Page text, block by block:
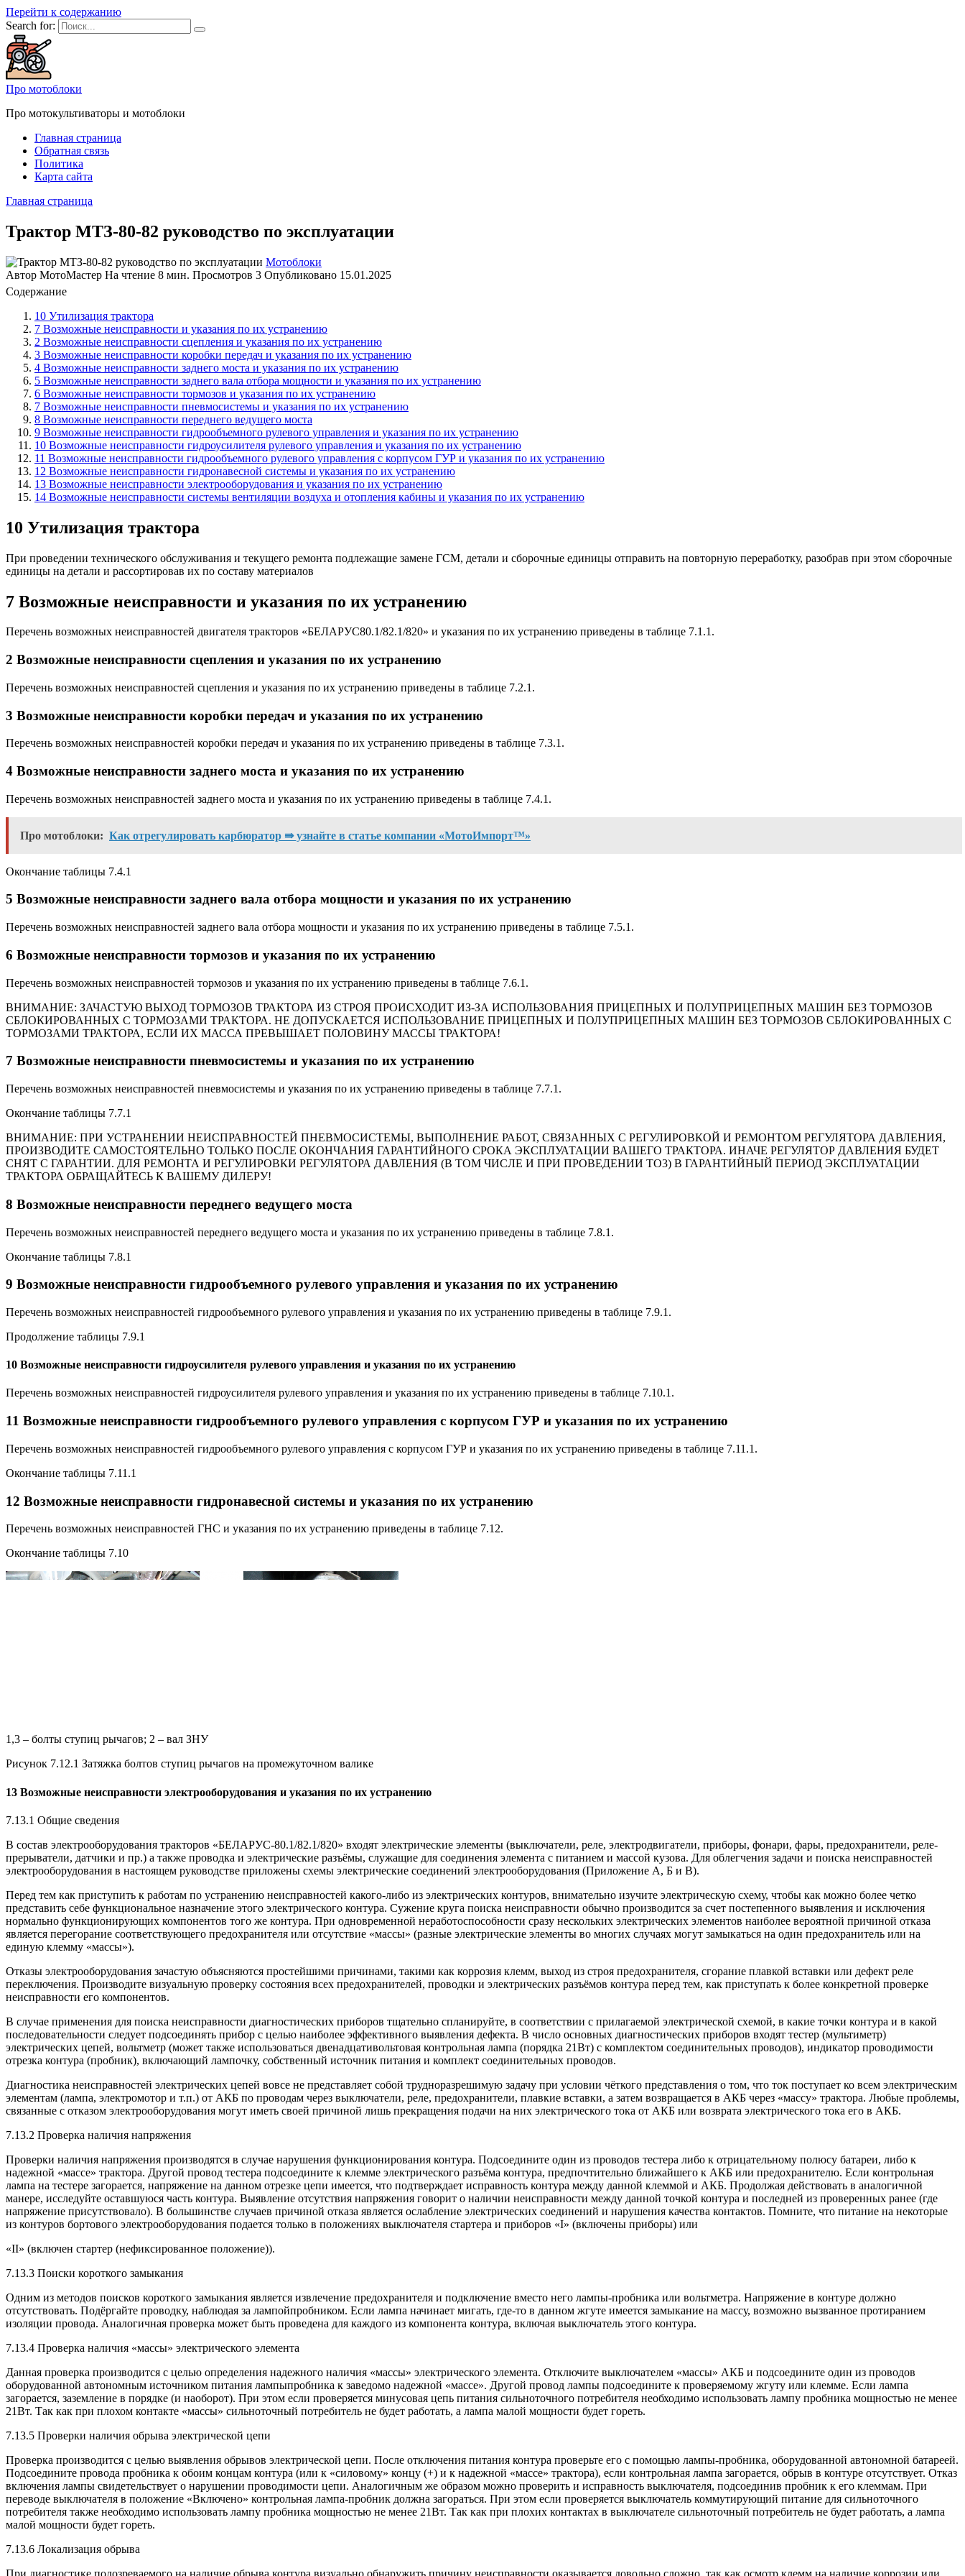
Перейти к содержанию
Search for:
Про мотоблоки
Про мотокультиваторы и мотоблоки
Главная страница
Обратная связь
Политика
Карта сайта
Главная страница
Трактор МТЗ-80-82 руководство по эксплуатации
Мотоблоки
Автор МотоМастер На чтение 8 мин. Просмотров 3 Опубликовано 15.01.2025
Содержание
10 Утилизация трактора
7 Возможные неисправности и указания по их устранению
2 Возможные неисправности сцепления и указания по их устранению
3 Возможные неисправности коробки передач и указания по их устранению
4 Возможные неисправности заднего моста и указания по их устранению
5 Возможные неисправности заднего вала отбора мощности и указания по их устранению
6 Возможные неисправности тормозов и указания по их устранению
7 Возможные неисправности пневмосистемы и указания по их устранению
8 Возможные неисправности переднего ведущего моста
9 Возможные неисправности гидрообъемного рулевого управления и указания по их устранению
10 Возможные неисправности гидроусилителя рулевого управления и указания по их устранению
11 Возможные неисправности гидрообъемного рулевого управления с корпусом ГУР и указания по их устранению
12 Возможные неисправности гидронавесной системы и указания по их устранению
13 Возможные неисправности электрооборудования и указания по их устранению
14 Возможные неисправности системы вентиляции воздуха и отопления кабины и указания по их устранению
10 Утилизация трактора
При проведении технического обслуживания и текущего ремонта подлежащие замене ГСМ, детали и сборочные единицы отправить на повторную переработку, разобрав при этом сборочные
единицы на детали и рассортировав их по составу материалов
7 Возможные неисправности и указания по их устранению
Перечень возможных неисправностей двигателя тракторов «БЕЛАРУС80.1/82.1/820» и указания по их устранению приведены в таблице 7.1.1.
2 Возможные неисправности сцепления и указания по их устранению
Перечень возможных неисправностей сцепления и указания по их устранению приведены в таблице 7.2.1.
3 Возможные неисправности коробки передач и указания по их устранению
Перечень возможных неисправностей коробки передач и указания по их устранению приведены в таблице 7.3.1.
4 Возможные неисправности заднего моста и указания по их устранению
Перечень возможных неисправностей заднего моста и указания по их устранению приведены в таблице 7.4.1.
Про мотоблоки: Как отрегулировать карбюратор ⇛ узнайте в статье компании «МотоИмпорт™»
Окончание таблицы 7.4.1
5 Возможные неисправности заднего вала отбора мощности и указания по их устранению
Перечень возможных неисправностей заднего вала отбора мощности и указания по их устранению приведены в таблице 7.5.1.
6 Возможные неисправности тормозов и указания по их устранению
Перечень возможных неисправностей тормозов и указания по их устранению приведены в таблице 7.6.1.
ВНИМАНИЕ: ЗАЧАСТУЮ ВЫХОД ТОРМОЗОВ ТРАКТОРА ИЗ СТРОЯ ПРОИСХОДИТ ИЗ-ЗА ИСПОЛЬЗОВАНИЯ ПРИЦЕПНЫХ И ПОЛУПРИЦЕПНЫХ МАШИН БЕЗ ТОРМОЗОВ
СБЛОКИРОВАННЫХ С ТОРМОЗАМИ ТРАКТОРА. НЕ ДОПУСКАЕТСЯ ИСПОЛЬЗОВАНИЕ ПРИЦЕПНЫХ И ПОЛУПРИЦЕПНЫХ МАШИН БЕЗ ТОРМОЗОВ СБЛОКИРОВАННЫХ С
ТОРМОЗАМИ ТРАКТОРА, ЕСЛИ ИХ МАССА ПРЕВЫШАЕТ ПОЛОВИНУ МАССЫ ТРАКТОРА!
7 Возможные неисправности пневмосистемы и указания по их устранению
Перечень возможных неисправностей пневмосистемы и указания по их устранению приведены в таблице 7.7.1.
Окончание таблицы 7.7.1
ВНИМАНИЕ: ПРИ УСТРАНЕНИИ НЕИСПРАВНОСТЕЙ ПНЕВМОСИСТЕМЫ, ВЫПОЛНЕНИЕ РАБОТ, СВЯЗАННЫХ С РЕГУЛИРОВКОЙ И РЕМОНТОМ РЕГУЛЯТОРА ДАВЛЕНИЯ,
ПРОИЗВОДИТЕ САМОСТОЯТЕЛЬНО ТОЛЬКО ПОСЛЕ ОКОНЧАНИЯ ГАРАНТИЙНОГО СРОКА ЭКСПЛУАТАЦИИ ВАШЕГО ТРАКТОРА. ИНАЧЕ РЕГУЛЯТОР ДАВЛЕНИЯ БУДЕТ
СНЯТ С ГАРАНТИИ. ДЛЯ РЕМОНТА И РЕГУЛИРОВКИ РЕГУЛЯТОРА ДАВЛЕНИЯ (В ТОМ ЧИСЛЕ И ПРИ ПРОВЕДЕНИИ ТО3) В ГАРАНТИЙНЫЙ ПЕРИОД ЭКСПЛУАТАЦИИ
ТРАКТОРА ОБРАЩАЙТЕСЬ К ВАШЕМУ ДИЛЕРУ!
8 Возможные неисправности переднего ведущего моста
Перечень возможных неисправностей переднего ведущего моста и указания по их устранению приведены в таблице 7.8.1.
Окончание таблицы 7.8.1
9 Возможные неисправности гидрообъемного рулевого управления и указания по их устранению
Перечень возможных неисправностей гидрообъемного рулевого управления и указания по их устранению приведены в таблице 7.9.1.
Продолжение таблицы 7.9.1
10 Возможные неисправности гидроусилителя рулевого управления и указания по их устранению
Перечень возможных неисправностей гидроусилителя рулевого управления и указания по их устранению приведены в таблице 7.10.1.
11 Возможные неисправности гидрообъемного рулевого управления с корпусом ГУР и указания по их устранению
Перечень возможных неисправностей гидрообъемного рулевого управления с корпусом ГУР и указания по их устранению приведены в таблице 7.11.1.
Окончание таблицы 7.11.1
12 Возможные неисправности гидронавесной системы и указания по их устранению
Перечень возможных неисправностей ГНС и указания по их устранению приведены в таблице 7.12.
Окончание таблицы 7.10
1,3 – болты ступиц рычагов; 2 – вал ЗНУ
Рисунок 7.12.1 Затяжка болтов ступиц рычагов на промежуточном валике
13 Возможные неисправности электрооборудования и указания по их устранению
7.13.1 Общие сведения
В состав электрооборудования тракторов «БЕЛАРУС-80.1/82.1/820» входят электрические элементы (выключатели, реле, электродвигатели, приборы, фонари, фары, предохранители, реле-
прерыватели, датчики и пр.) а также проводка и электрические разъёмы, служащие для соединения элемента с питанием и массой кузова. Для облегчения задачи и поиска неисправностей
электрооборудования в настоящем руководстве приложены схемы электрические соединений электрооборудования (Приложение А, Б и В).
Перед тем как приступить к работам по устранению неисправностей какого-либо из электрических контуров, внимательно изучите электрическую схему, чтобы как можно более четко
представить себе функциональное назначение этого электрического контура. Сужение круга поиска неисправности обычно производится за счет постепенного выявления и исключения
нормально функционирующих компонентов того же контура. При одновременной неработоспособности сразу нескольких электрических элементов наиболее вероятной причиной отказа
является перегорание соответствующего предохранителя или отсутствие «массы» (разные электрические элементы во многих случаях могут замыкаться на один предохранитель или на
единую клемму «массы»).
Отказы электрооборудования зачастую объясняются простейшими причинами, такими как коррозия клемм, выход из строя предохранителя, сгорание плавкой вставки или дефект реле
переключения. Производите визуальную проверку состояния всех предохранителей, проводки и электрических разъёмов контура перед тем, как приступать к более конкретной проверке
неисправности его компонентов.
В случае применения для поиска неисправности диагностических приборов тщательно спланируйте, в соответствии с прилагаемой электрической схемой, в какие точки контура и в какой
последовательности следует подсоединять прибор с целью наиболее эффективного выявления дефекта. В число основных диагностических приборов входят тестер (мультиметр)
электрических цепей, вольтметр (может также использоваться двенадцативольтовая контрольная лампа (порядка 21Вт) с комплектом соединительных проводов), индикатор проводимости
отрезка контура (пробник), включающий лампочку, собственный источник питания и комплект соединительных проводов.
Диагностика неисправностей электрических цепей вовсе не представляет собой трудноразрешимую задачу при условии чёткого представления о том, что ток поступает ко всем электрическим
элементам (лампа, электромотор и т.п.) от АКБ по проводам через выключатели, реле, предохранители, плавкие вставки, а затем возвращается в АКБ через «массу» трактора. Любые проблемы,
связанные с отказом электрооборудования могут иметь своей причиной лишь прекращения подачи на них электрического тока от АКБ или возврата электрического тока его в АКБ.
7.13.2 Проверка наличия напряжения
Проверки наличия напряжения производятся в случае нарушения функционирования контура. Подсоедините один из проводов тестера либо к отрицательному полюсу батареи, либо к
надежной «массе» трактора. Другой провод тестера подсоедините к клемме электрического разъёма контура, предпочтительно ближайшего к АКБ или предохранителю. Если контрольная
лампа на тестере загорается, напряжение на данном отрезке цепи имеется, что подтверждает исправность контура между данной клеммой и АКБ. Продолжая действовать в аналогичной
манере, исследуйте оставшуюся часть контура. Выявление отсутствия напряжения говорит о наличии неисправности между данной точкой контура и последней из проверенных ранее (где
напряжение присутствовало). В большинстве случаев причиной отказа является ослабление электрических соединений и нарушения качества контактов. Помните, что питание на некоторые
из контуров бортового электрооборудования подается только в положениях выключателя стартера и приборов «I» (включены приборы) или
«II» (включен стартер (нефиксированное положение)).
7.13.3 Поиски короткого замыкания
Одним из методов поисков короткого замыкания является извлечение предохранителя и подключение вместо него лампы-пробника или вольтметра. Напряжение в контуре должно
отсутствовать. Подёргайте проводку, наблюдая за лампойпробником. Если лампа начинает мигать, где-то в данном жгуте имеется замыкание на массу, возможно вызванное протиранием
изоляции провода. Аналогичная проверка может быть проведена для каждого из компонента контура, включая выключатель этого контура.
7.13.4 Проверка наличия «массы» электрического элемента
Данная проверка производится с целью определения надежного наличия «массы» электрического элемента. Отключите выключателем «массы» АКБ и подсоедините один из проводов
оборудованной автономным источником питания лампыпробника к заведомо надежной «массе». Другой провод лампы подсоедините к проверяемому жгуту или клемме. Если лампа
загорается, заземление в порядке (и наоборот). При этом если проверяется минусовая цепь питания сильноточного потребителя необходимо использовать лампу пробника мощностью не менее
21Вт. Так как при плохом контакте «массы» сильноточный потребитель не будет работать, а лампа малой мощности будет гореть.
7.13.5 Проверки наличия обрыва электрической цепи
Проверка производится с целью выявления обрывов электрической цепи. После отключения питания контура проверьте его с помощью лампы-пробника, оборудованной автономной батареей.
Подсоедините провода пробника к обоим концам контура (или к «силовому» концу (+) и к надежной «массе» трактора), если контрольная лампа загорается, обрыв в контуре отсутствует. Отказ
включения лампы свидетельствует о нарушении проводимости цепи. Аналогичным же образом можно проверить и исправность выключателя, подсоединив пробник к его клеммам. При
переводе выключателя в положение «Включено» контрольная лампа-пробник должна загораться. При этом если проверяется выключатель коммутирующий питание для сильноточного
потребителя также необходимо использовать лампу пробника мощностью не менее 21Вт. Так как при плохих контактах в выключателе сильноточный потребитель не будет работать, а лампа
малой мощности будет гореть.
7.13.6 Локализация обрыва
При диагностике подозреваемого на наличие обрыва контура визуально обнаружить причину неисправности оказывается довольно сложно, так как осмотр клемм на наличие коррозии или